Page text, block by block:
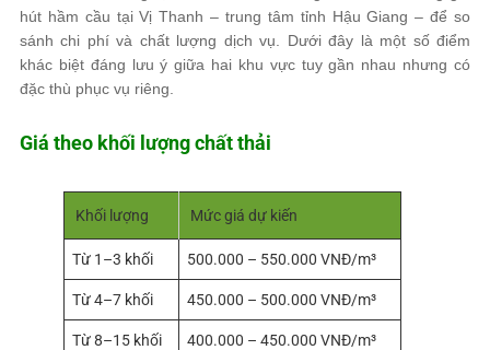
hút hầm cầu tại Vị Thanh – trung tâm tỉnh Hậu Giang – để so
sánh chi phí và chất lượng dịch vụ. Dưới đây là một số điểm
khác biệt đáng lưu ý giữa hai khu vực tuy gần nhau nhưng có
đặc thù phục vụ riêng.
Giá theo khối lượng chất thải
Khối lượng Mức giá dự kiến
Từ 1–3 khối 500.000 – 550.000 VNĐ/m³
Từ 4–7 khối 450.000 – 500.000 VNĐ/m³
Từ 8–15 khối 400.000 – 450.000 VNĐ/m³